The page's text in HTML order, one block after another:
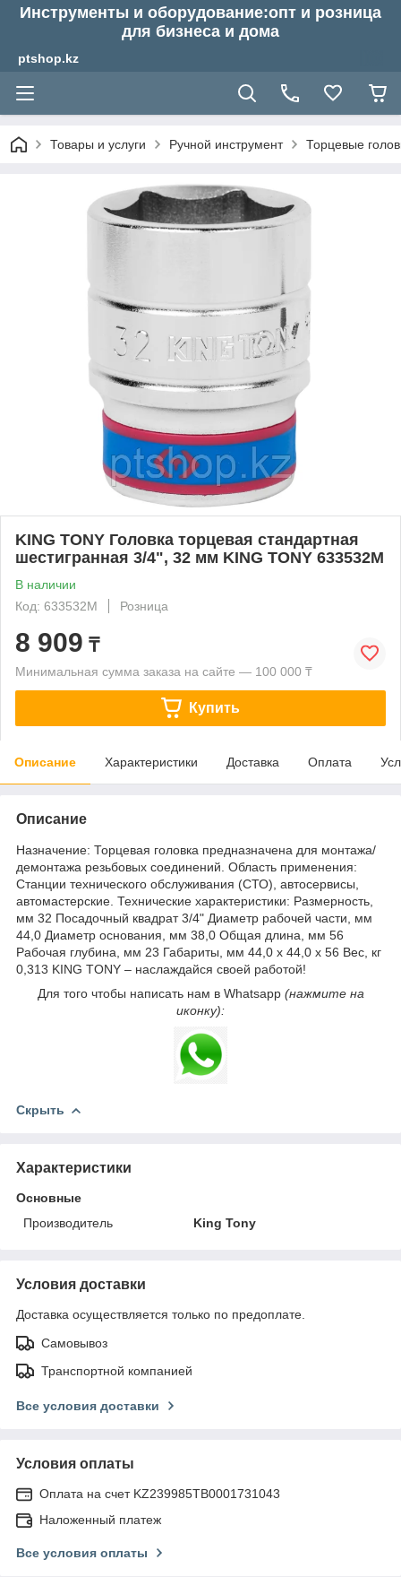
Инструменты и оборудование:опт и розница
для бизнеса и дома
ptshop.kz
Товары и услуги Ручной инструмент Торцевые
KING TONY Головка торцевая стандартная
шестигранная 3/4", 32 мм KING TONY 633532M
В наличии
Код: 633532M
Розница
8 909 ₸
Минимальная сумма заказа на сайте — 100 000 ₸
Купить
Описание Характеристики Доставка Оплата
Описание
Назначение: Торцевая головка предназначена для монтажа/
демонтажа резьбовых соединений. Область применения:
Станции технического обслуживания (СТО), автосервисы,
автомастерские. Технические характеристики: Размерность,
мм 32 Посадочный квадрат 3/4" Диаметр рабочей части, мм
44,0 Диаметр основания, мм 38,0 Общая длина, мм 56
Рабочая глубина, мм 23 Габариты, мм 44,0 х 44,0 х 56 Вес, кг
0,313 KING TONY – наслаждайся своей работой!
Для того чтобы написать нам в Whatsapp (нажмите на
иконку):
Скрыть
Характеристики
Основные
Производитель
King Tony
Условия доставки
Доставка осуществляется только по предоплате.
Самовывоз
Транспортной компанией
Все условия доставки
Условия оплаты
Оплата на счет KZ239985TB0001731043
Наложенный платеж
Все условия оплаты